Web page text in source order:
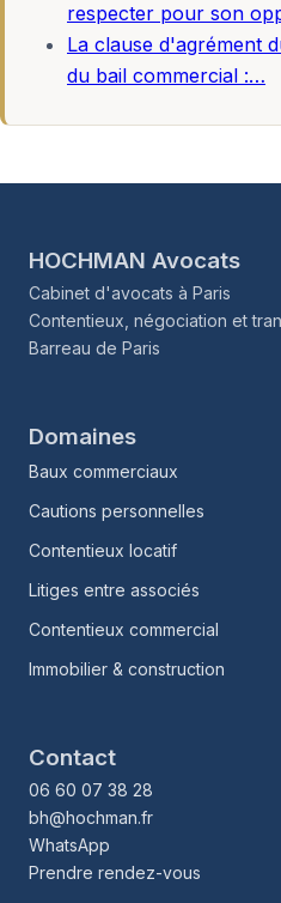
respecter pour son
La clause d'agrément
du bail commercial :…
HOCHMAN Avocats
Cabinet d'avocats à Paris
Contentieux, négociation et
Barreau de Paris
Domaines
Baux commerciaux
Cautions personnelles
Contentieux locatif
Litiges entre associés
Contentieux commercial
Immobilier & construction
Contact
06 60 07 38 28
bh@hochman.fr
WhatsApp
Prendre rendez-vous